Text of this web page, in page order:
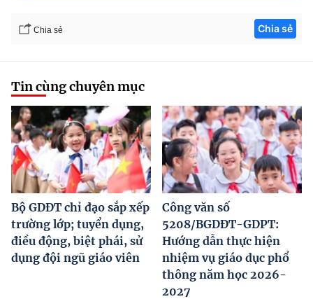
Chia sẻ Chia sẻ
Tin cùng chuyên mục
Bộ GDĐT chỉ đạo sắp xếp
trường lớp; tuyển dụng,
điều động, biệt phái, sử
dụng đội ngũ giáo viên
Công văn số
5208/BGDĐT-GDPT:
Hướng dẫn thực hiện
nhiệm vụ giáo dục phổ
thông năm học 2026-
2027